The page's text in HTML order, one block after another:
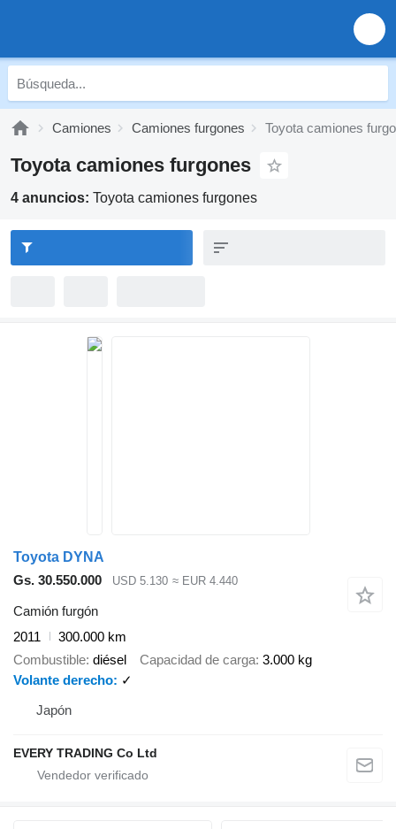
Camiones Camiones furgones Toyota camiones
Toyota camiones furgones
4 anuncios: Toyota camiones furgones
Toyota DYNA
Gs. 30.550.000
USD 5.130 ≈ EUR 4.440
Camión furgón
2011
300.000 km
Combustible diésel Capacidad de carga 3.000 kg
Volante derecho
✓
Japón
EVERY TRADING Co Ltd